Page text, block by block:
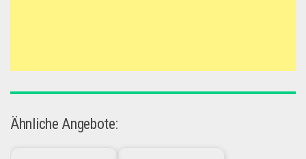
Ähnliche Angebote: